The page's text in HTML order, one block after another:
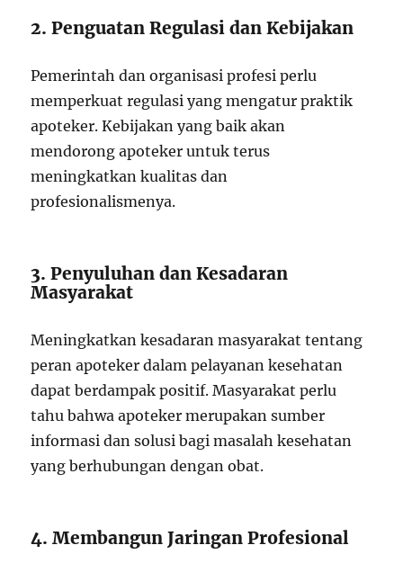
2. Penguatan Regulasi dan Kebijakan
Pemerintah dan organisasi profesi perlu
memperkuat regulasi yang mengatur praktik
apoteker. Kebijakan yang baik akan
mendorong apoteker untuk terus
meningkatkan kualitas dan
profesionalismenya.
3. Penyuluhan dan Kesadaran
Masyarakat
Meningkatkan kesadaran masyarakat tentang
peran apoteker dalam pelayanan kesehatan
dapat berdampak positif. Masyarakat perlu
tahu bahwa apoteker merupakan sumber
informasi dan solusi bagi masalah kesehatan
yang berhubungan dengan obat.
4. Membangun Jaringan Profesional